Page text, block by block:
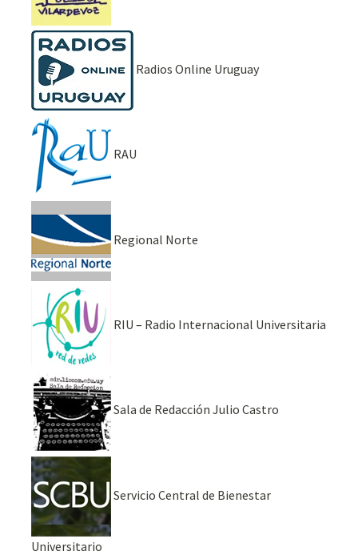
Radios Online Uruguay
RAU
Regional Norte
RIU – Radio Internacional Universitaria
Sala de Redacción Julio Castro
Servicio Central de Bienestar
Universitario